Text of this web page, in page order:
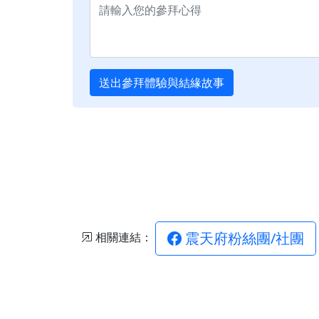
送出參拜體驗與結緣故事
相關連結： 震天府粉絲團/社團